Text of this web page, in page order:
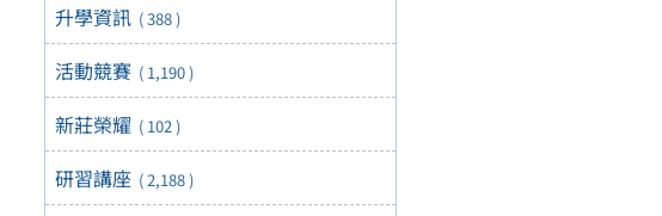
升學資訊 ( 388 )
活動競賽 ( 1,190 )
新莊榮耀 ( 102 )
研習講座 ( 2,188 )